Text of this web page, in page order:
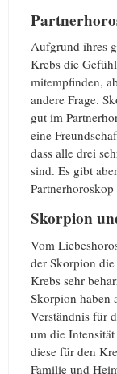
Aufgrund ihres
Krebs die
mitempfinden,
andere Frage.
gut im
eine
dass alle drei
sind. Es gibt
Skorpion
Vom
der Skorpion
Krebs sehr
Skorpion haben
Verständnis für
um die
diese für den
Familie und